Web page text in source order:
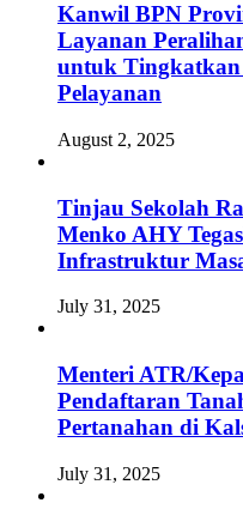
Kanwil BPN
Layanan
untuk
Pelayanan
August 2, 2025
Tinjau Sekolah
Menko AHY
Infrastruktur
July 31, 2025
Menteri ATR/
Pendaftaran
Pertanahan di
July 31, 2025